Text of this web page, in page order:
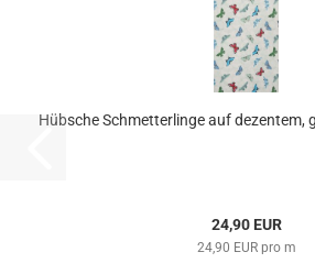
Hübsche Schmetterlinge auf dezentem,
24,90 EUR
24,90 EUR pro m